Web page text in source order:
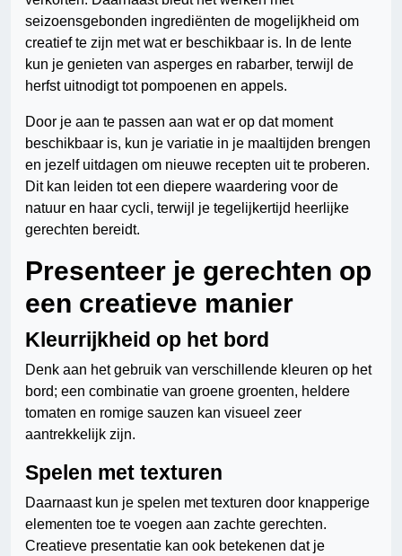
seizoensgebonden ingrediënten de mogelijkheid om
creatief te zijn met wat er beschikbaar is. In de lente
kun je genieten van asperges en rabarber, terwijl de
herfst uitnodigt tot pompoenen en appels.
Door je aan te passen aan wat er op dat moment
beschikbaar is, kun je variatie in je maaltijden brengen
en jezelf uitdagen om nieuwe recepten uit te proberen.
Dit kan leiden tot een diepere waardering voor de
natuur en haar cycli, terwijl je tegelijkertijd heerlijke
gerechten bereidt.
Presenteer je gerechten op
een creatieve manier
Kleurrijkheid op het bord
Denk aan het gebruik van verschillende kleuren op het
bord; een combinatie van groene groenten, heldere
tomaten en romige sauzen kan visueel zeer
aantrekkelijk zijn.
Spelen met texturen
Daarnaast kun je spelen met texturen door knapperige
elementen toe te voegen aan zachte gerechten.
Creatieve presentatie kan ook betekenen dat je